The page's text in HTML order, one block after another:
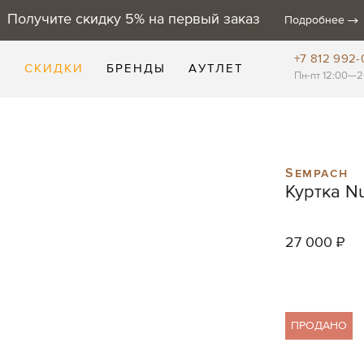
Получите скидку 5% на первый заказ Подробнее
СКИДКИ БРЕНДЫ АУТЛЕТ
+7 812 992-
Пн-пт
Sempach
Куртка
27 000 ₽
ПРОДАНО